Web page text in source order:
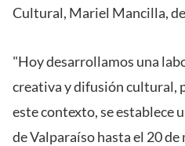
Cultural, Mariel Mancilla,
"Hoy desarrollamos una
creativa y difusión cultural,
este contexto, se
de Valparaíso hasta el 20 de